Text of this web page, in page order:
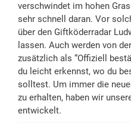
verschwindet im hohen
sehr schnell daran. Vor
über den Giftköderradar
lassen. Auch werden von
zusätzlich als “Offiziell
du leicht erkennst, wo du
solltest. Um immer die
zu erhalten, haben wir
entwickelt.